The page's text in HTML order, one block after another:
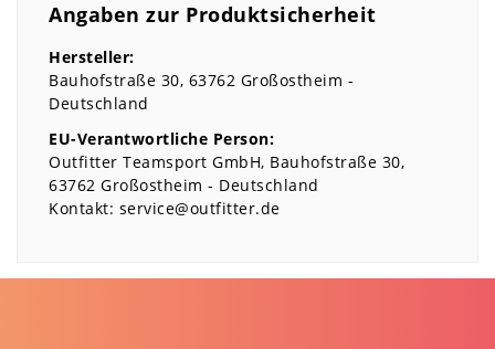
Angaben zur Produktsicherheit
Hersteller:
Bauhofstraße 30 63762 Großostheim
Deutschland
EU-Verantwortliche Person:
Outfitter Teamsport GmbH Bauhofstraße 30
63762 Großostheim
Deutschland
Kontakt: service@outfitter.de